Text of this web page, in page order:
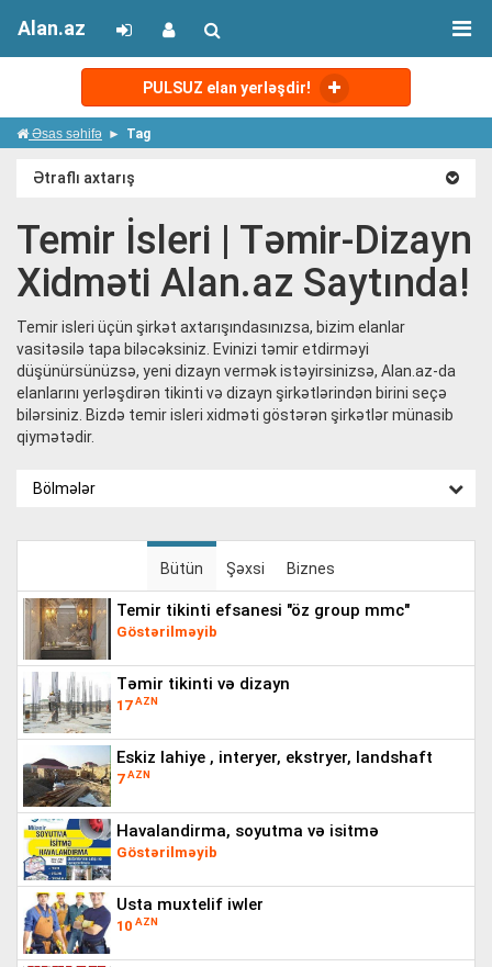
PULSUZ elan yerləşdir!
Alan.az
Əsas səhifə Tag
Ətraflı axtarış
Temir İsleri | Təmir-Dizayn
Xidməti Alan.az Saytında!
Temir isleri üçün şirkət axtarışındasınızsa, bizim elanlar
vasitəsilə tapa biləcəksiniz. Evinizi təmir etdirməyi
düşünürsünüzsə, yeni dizayn vermək istəyirsinizsə, Alan.az-da
elanlarını yerləşdirən tikinti və dizayn şirkətlərindən birini seçə
bilərsiniz. Bizdə temir isleri xidməti göstərən şirkətlər münasib
qiymətədir.
Bölmələr
Bütün Şəxsi Biznes
temir tikinti efsanesi "öz group mmc"
Göstərilməyib
təmir tikinti və dizayn
17AZN
eskiz lahiye , interyer, ekstryer, landshaft
7AZN
havalandirma, soyutma və isitmə
Göstərilməyib
usta muxtelif iwler
10 AZN